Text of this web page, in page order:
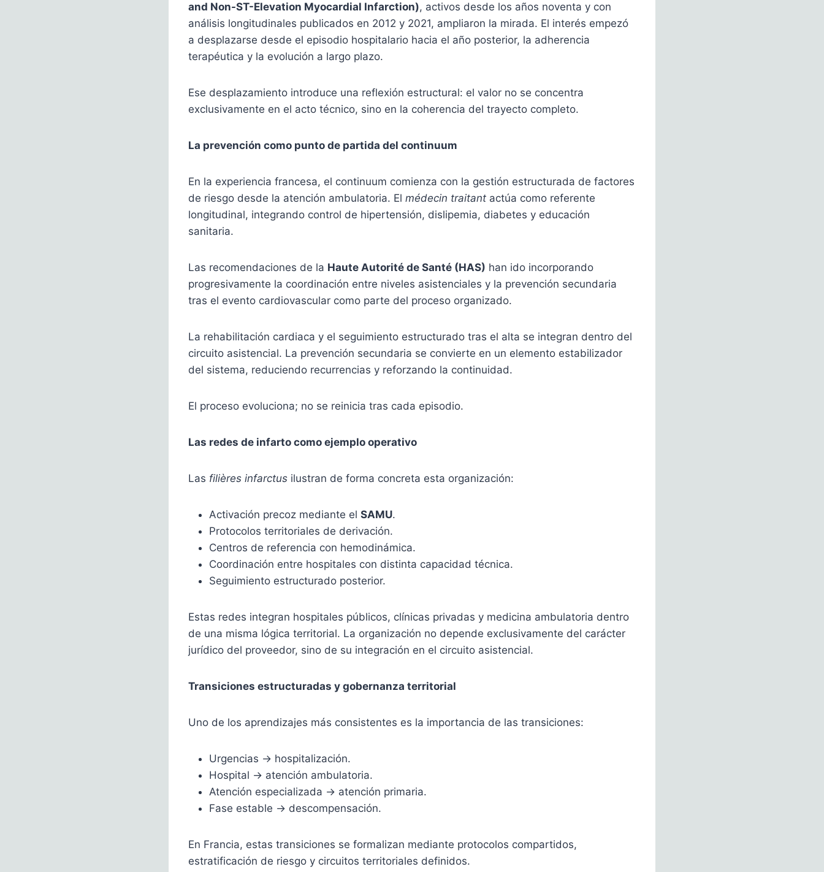
and Non-ST-Elevation Myocardial Infarction), activos desde los años noventa y con
análisis longitudinales publicados en 2012 y 2021, ampliaron la mirada. El interés empezó
a desplazarse desde el episodio hospitalario hacia el año posterior, la adherencia
terapéutica y la evolución a largo plazo.
Ese desplazamiento introduce una reflexión estructural: el valor no se concentra
exclusivamente en el acto técnico, sino en la coherencia del trayecto completo.
La prevención como punto de partida del continuum
En la experiencia francesa, el continuum comienza con la gestión estructurada de factores
de riesgo desde la atención ambulatoria. El médecin traitant actúa como referente
longitudinal, integrando control de hipertensión, dislipemia, diabetes y educación
sanitaria.
Las recomendaciones de la Haute Autorité de Santé (HAS) han ido incorporando
progresivamente la coordinación entre niveles asistenciales y la prevención secundaria
tras el evento cardiovascular como parte del proceso organizado.
La rehabilitación cardiaca y el seguimiento estructurado tras el alta se integran dentro del
circuito asistencial. La prevención secundaria se convierte en un elemento estabilizador
del sistema, reduciendo recurrencias y reforzando la continuidad.
El proceso evoluciona; no se reinicia tras cada episodio.
Las redes de infarto como ejemplo operativo
Las filières infarctus ilustran de forma concreta esta organización:
Activación precoz mediante el SAMU.
Protocolos territoriales de derivación.
Centros de referencia con hemodinámica.
Coordinación entre hospitales con distinta capacidad técnica.
Seguimiento estructurado posterior.
Estas redes integran hospitales públicos, clínicas privadas y medicina ambulatoria dentro
de una misma lógica territorial. La organización no depende exclusivamente del carácter
jurídico del proveedor, sino de su integración en el circuito asistencial.
Transiciones estructuradas y gobernanza territorial
Uno de los aprendizajes más consistentes es la importancia de las transiciones:
Urgencias → hospitalización.
Hospital → atención ambulatoria.
Atención especializada → atención primaria.
Fase estable → descompensación.
En Francia, estas transiciones se formalizan mediante protocolos compartidos,
estratificación de riesgo y circuitos territoriales definidos.